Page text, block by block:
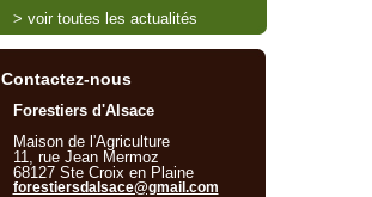
> voir toutes les actualités
Contactez-nous
Forestiers d'Alsace
Maison de l'Agriculture
11, rue Jean Mermoz
68127 Ste Croix en Plaine
forestiersdalsace@gmail.com